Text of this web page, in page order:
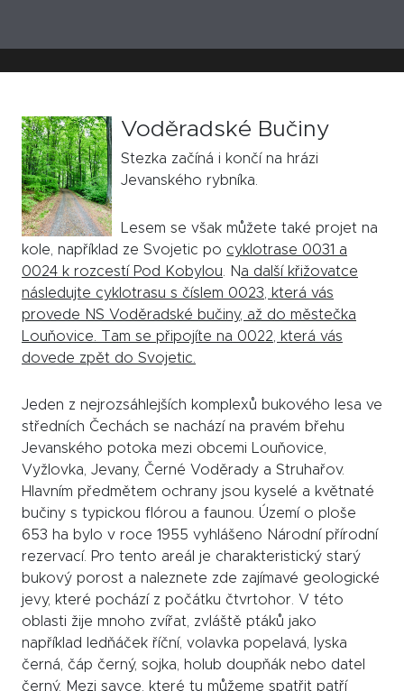
Voděradské Bučiny
Stezka začíná i končí na hrázi
Jevanského rybníka.
Lesem se však můžete také projet na
kole, například ze Svojetic po cyklotrase 0031 a
0024 k rozcestí Pod Kobylou . Na další křižovatce
následujte cyklotrasu s číslem 0023, která vás
provede NS Voděradské bučiny, až do městečka
Louňovice. Tam se připojíte na 0022, která vás
dovede zpět do Svojetic.
Jeden z nejrozsáhlejších komplexů bukového lesa ve
středních Čechách se nachází na pravém břehu
Jevanského potoka mezi obcemi Louňovice,
Vyžlovka, Jevany, Černé Voděrady a Struhařov.
Hlavním předmětem ochrany jsou kyselé a květnaté
bučiny s typickou flórou a faunou. Území o ploše
653 ha bylo v roce 1955 vyhlášeno Národní přírodní
rezervací. Pro tento areál je charakteristický starý
bukový porost a naleznete zde zajímavé geologické
jevy, které pochází z počátku čtvrtohor. V této
oblasti žije mnoho zvířat, zvláště ptáků jako
například ledňáček říční, volavka popelavá, lyska
černá, čáp černý, sojka, holub doupňák nebo datel
černý. Mezi savce, které tu můžeme spatřit patří